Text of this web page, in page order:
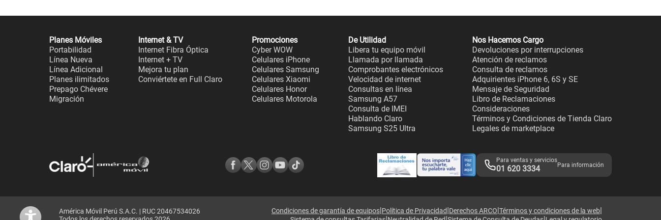
Planes Móviles
Portabilidad
Línea Nueva
Línea Adicional
Planes ilimitados
Prepago Chévere
Migración
Internet & TV
Internet Fibra Óptica
Internet + TV
Mejora tu plan
Conviértete en Full Claro
Promociones
Cyber WOW
Celulares iPhone
Celulares Samsung
Celulares Xiaomi
Celulares Honor
Celulares Motorola
De Utilidad
Libera tu equipo móvil
Llamada por llamada
Comprobantes electrónicos
Velocidad de internet
Consultas en línea
Samsung A57
Consulta de IMEI
Hablando Claro
Samsung S25 Ultra
Nos Hacemos Cargo
Devoluciones por interrupciones
Atención de reclamos
Consulta de reclamos
Adquirientes iPhone 6, 6S y SE
Mensaje de Seguridad
Libro de Reclamaciones
Consideraciones
Términos y Condiciones de Tienda Claro
Legales de marketplace
Para ventas y servicios
01 620 3334 Para información
América Móvil Perú S.A.C. | RUC 20467534026
Condiciones de garantía de equipos|Política de Privacidad|Derechos ARCO|Términos y condiciones de la web|